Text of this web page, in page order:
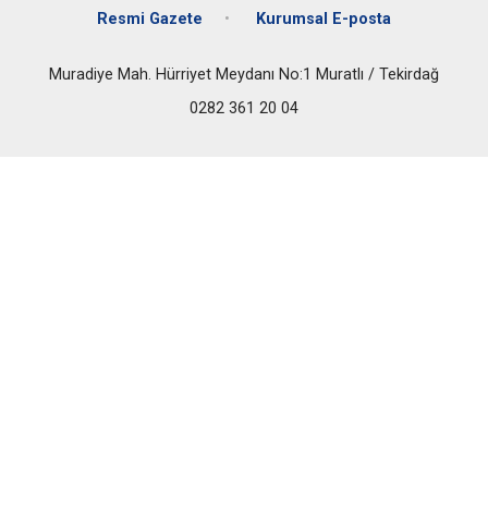
Resmi Gazete Kurumsal E-posta
Muradiye Mah. Hürriyet Meydanı No:1 Muratlı / Tekirdağ
0282 361 20 04